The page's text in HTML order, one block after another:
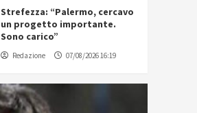
Strefezza: “Palermo, cercavo
un progetto importante.
Sono carico”
Redazione 07/08/2026 16:19